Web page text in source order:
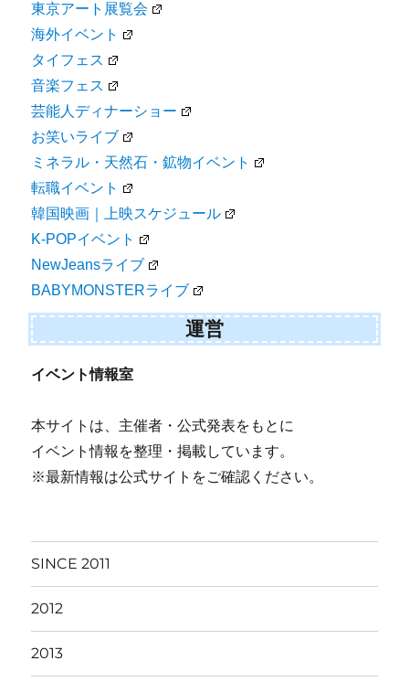
東京アート展覧会
海外イベント
タイフェス
音楽フェス
芸能人ディナーショー
お笑いライブ
ミネラル・天然石・鉱物イベント
転職イベント
韓国映画｜上映スケジュール
K-POPイベント
NewJeansライブ
BABYMONSTERライブ
運営
イベント情報室
本サイトは、主催者・公式発表をもとに
イベント情報を整理・掲載しています。
※最新情報は公式サイトをご確認ください。
SINCE 2011
2012
2013